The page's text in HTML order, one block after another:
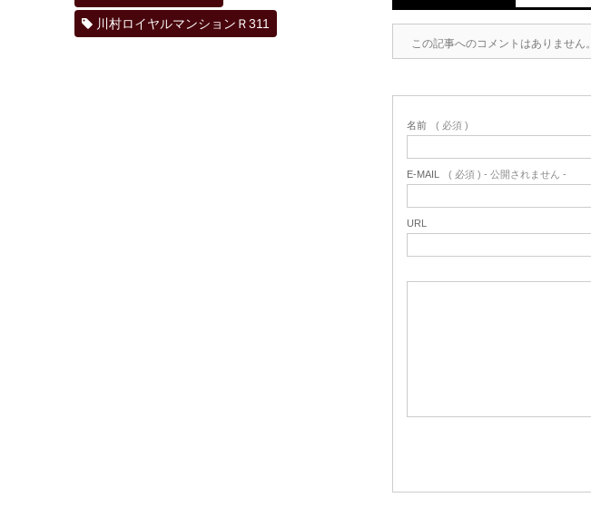
この記事へのコメントはありません。
名前 ( 必須 )
E-MAIL ( 必須 ) - 公開されません -
URL
川村ロイヤルマンションＲ311